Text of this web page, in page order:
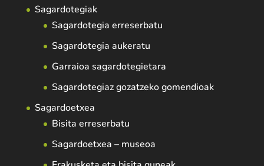
Sagardotegiak
Sagardotegia erreserbatu
Sagardotegia aukeratu
Garraioa sagardotegietara
Sagardotegiaz gozatzeko gomendioak
Sagardoetxea
Bisita erreserbatu
Sagardoetxea – museoa